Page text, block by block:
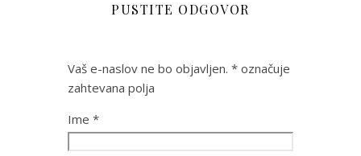
PUSTITE ODGOVOR
Vaš e-naslov ne bo objavljen. * označuje
zahtevana polja
Ime *